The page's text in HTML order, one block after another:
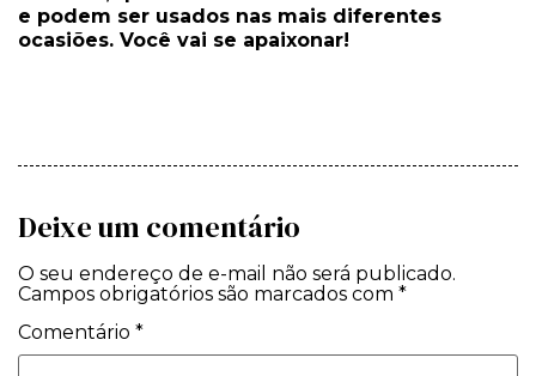
e podem ser usados nas mais diferentes
ocasiões. Você vai se apaixonar!
Deixe um comentário
O seu endereço de e-mail não será publicado.
Campos obrigatórios são marcados com *
Comentário *